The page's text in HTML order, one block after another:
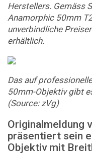
Herstellers. Gemäss
Anamorphic 50mm
unverbindliche
erhältlich.
Das auf
50mm-Objektiv gibt
(Source: zVg)
Originalmeldung
präsentiert sein
Objektiv mit